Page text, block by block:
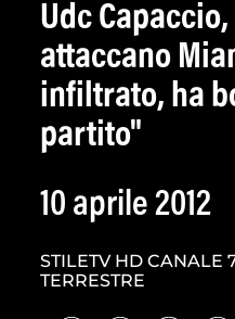
Udc
attaccano
infiltrato, ha
partito"
10 aprile 2012
STILETV HD CANALE
TERRESTRE